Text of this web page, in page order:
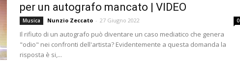
per un autografo mancato | VIDEO
Musica Nunzio Zeccato - 27 Giugno 2022 0
Il rifiuto di un autografo può diventare un caso mediatico che genera
"odio" nei confronti dell'artista? Evidentemente a questa domanda la
risposta è si,...